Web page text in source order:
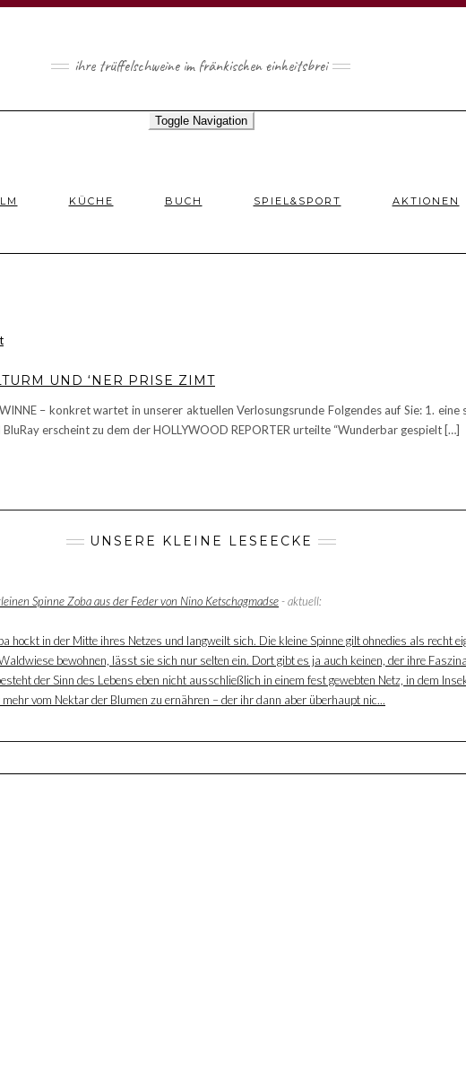
ihre trüffelschweine im fränkischen einheitsbrei
Toggle Navigation
KÜCHE BUCH SPIEL&SPORT AKTIONEN
UND ‘NER PRISE ZIMT
– konkret wartet in unserer aktuellen Verlosungsrunde Folgendes auf Sie: 1.
erscheint zu dem der HOLLYWOOD REPORTER urteilte “Wunderbar gespielt […]
UNSERE KLEINE LESEECKE
Spinne Zoba aus der Feder von Nino Ketschagmadse- aktuell:
hockt in der Mitte ihres Netzes und langweilt sich. Die kleine Spinne gilt ohnedies als recht
bewohnen, lässt sie sich nur selten ein. Dort gibt es ja auch keinen, der ihre
der Sinn des Lebens eben nicht ausschließlich in einem fest gewebten Netz, in dem
vom Nektar der Blumen zu ernähren – der ihr dann aber überhaupt nic...